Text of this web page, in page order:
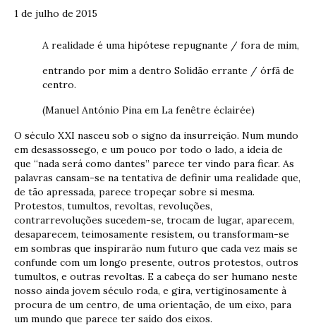
1 de julho de 2015
A realidade é uma hipótese repugnante / fora de mim,
entrando por mim a dentro Solidão errante / órfã de
centro.
(Manuel António Pina em La fenêtre éclairée)
O século XXI nasceu sob o signo da insurreição. Num mundo
em desassossego, e um pouco por todo o lado, a ideia de
que “nada será como dantes” parece ter vindo para ficar. As
palavras cansam-se na tentativa de definir uma realidade que,
de tão apressada, parece tropeçar sobre si mesma.
Protestos, tumultos, revoltas, revoluções,
contrarrevoluções sucedem-se, trocam de lugar, aparecem,
desaparecem, teimosamente resistem, ou transformam-se
em sombras que inspirarão num futuro que cada vez mais se
confunde com um longo presente, outros protestos, outros
tumultos, e outras revoltas. E a cabeça do ser humano neste
nosso ainda jovem século roda, e gira, vertiginosamente à
procura de um centro, de uma orientação, de um eixo, para
um mundo que parece ter saído dos eixos.